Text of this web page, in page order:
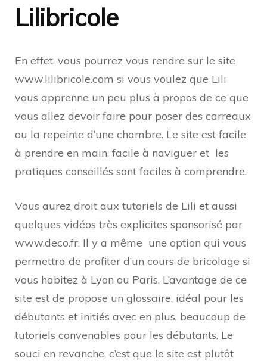
Lilibricole
En effet, vous pourrez vous rendre sur le site
www.lilibricole.com si vous voulez que Lili
vous apprenne un peu plus à propos de ce que
vous allez devoir faire pour poser des carreaux
ou la repeinte d’une chambre. Le site est facile
à prendre en main, facile à naviguer et les
pratiques conseillés sont faciles à comprendre.
Vous aurez droit aux tutoriels de Lili et aussi
quelques vidéos très explicites sponsorisé par
www.deco.fr. Il y a même une option qui vous
permettra de profiter d’un cours de bricolage si
vous habitez à Lyon ou Paris. L’avantage de ce
site est de propose un glossaire, idéal pour les
débutants et initiés avec en plus, beaucoup de
tutoriels convenables pour les débutants. Le
souci en revanche, c’est que le site est plutôt